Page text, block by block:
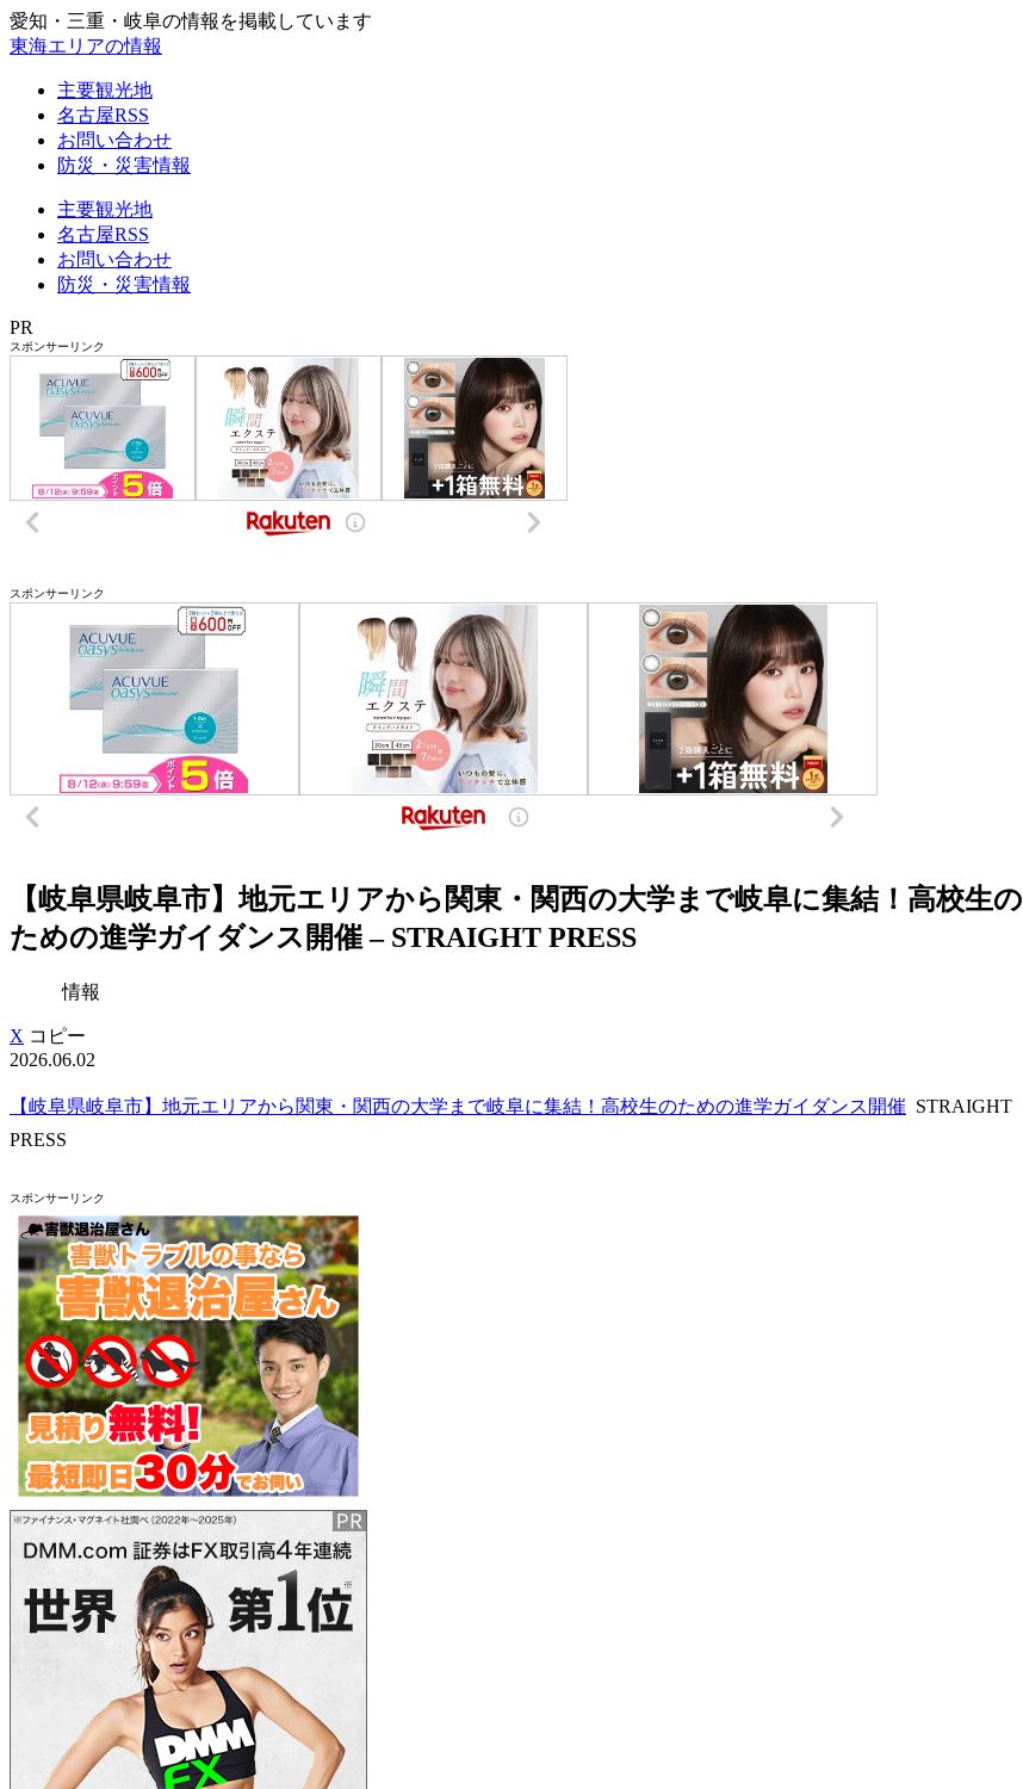
愛知・三重・岐阜の情報を掲載しています
東海エリアの情報
主要観光地
名古屋RSS
お問い合わせ
防災・災害情報
主要観光地
名古屋RSS
お問い合わせ
防災・災害情報
PR
スポンサーリンク
スポンサーリンク
【岐阜県岐阜市】地元エリアから関東・関西の大学まで岐阜に集結！高校生の
ための進学ガイダンス開催 – STRAIGHT PRESS
情報
X コピー
2026.06.02
【岐阜県岐阜市】地元エリアから関東・関西の大学まで岐阜に集結！高校生のための進学ガイダンス開催 STRAIGHT
PRESS
スポンサーリンク